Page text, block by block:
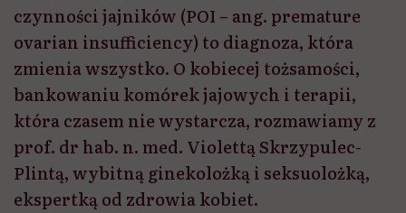
czynności jajników (POI – ang. premature
ovarian insufficiency) to diagnoza, która
zmienia wszystko. O kobiecej tożsamości,
bankowaniu komórek jajowych i terapii,
która czasem nie wystarcza, rozmawiamy z
prof. dr hab. n. med. Violettą Skrzypulec-
Plintą, wybitną ginekolożką i seksuolożką,
ekspertką od zdrowia kobiet.